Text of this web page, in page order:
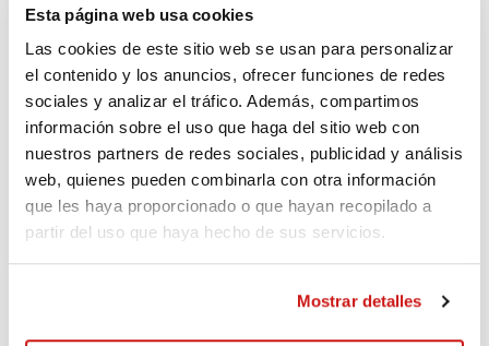
Esta página web usa cookies
Las cookies de este sitio web se usan para personalizar
el contenido y los anuncios, ofrecer funciones de redes
sociales y analizar el tráfico. Además, compartimos
información sobre el uso que haga del sitio web con
nuestros partners de redes sociales, publicidad y análisis
web, quienes pueden combinarla con otra información
que les haya proporcionado o que hayan recopilado a
partir del uso que haya hecho de sus servicios.
Mostrar detalles
Marta
340 days ago
Una buena causa, felicidades
Diego